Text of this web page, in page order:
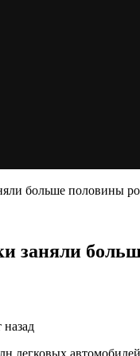
больше половины
заняли
легковых